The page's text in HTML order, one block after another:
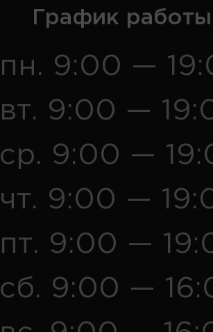
График
пн. 9:00 —
вт. 9:00 —
ср. 9:00 —
чт. 9:00 —
пт. 9:00 —
сб. 9:00 —